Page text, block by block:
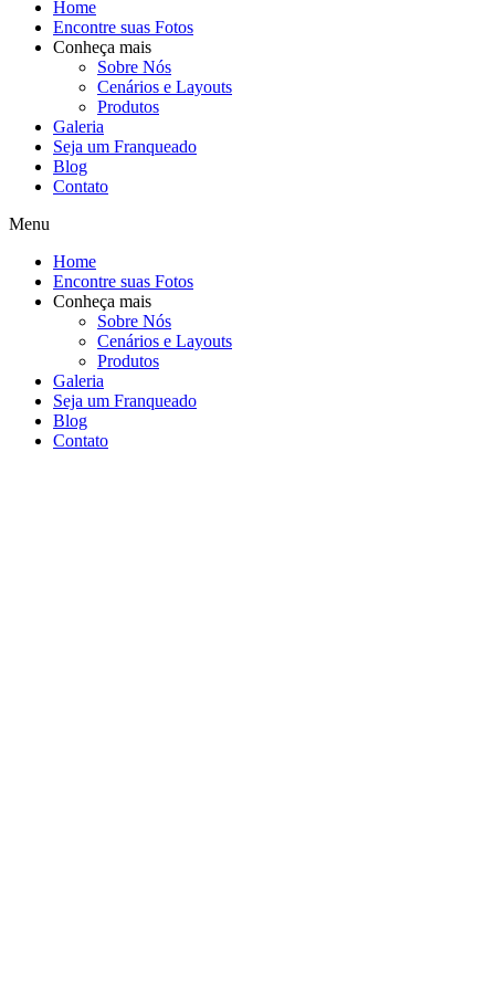
Home
Encontre suas Fotos
Conheça mais
Sobre Nós
Cenários e Layouts
Produtos
Galeria
Seja um Franqueado
Blog
Contato
Menu
Home
Encontre suas Fotos
Conheça mais
Sobre Nós
Cenários e Layouts
Produtos
Galeria
Seja um Franqueado
Blog
Contato